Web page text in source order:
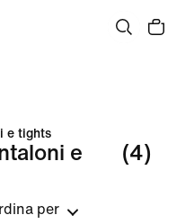
e tights
e
(4)
per